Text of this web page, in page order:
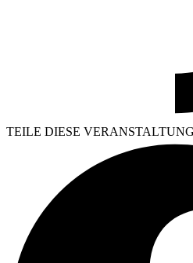
TEILE DIESE VERANSTALTUNG